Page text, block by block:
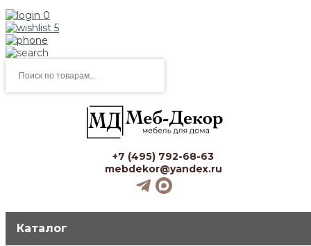
0
5
товаров
+7 (495) 792-68-63
mebdekor@yandex.ru
Каталог